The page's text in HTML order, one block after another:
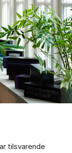
tilsvarende